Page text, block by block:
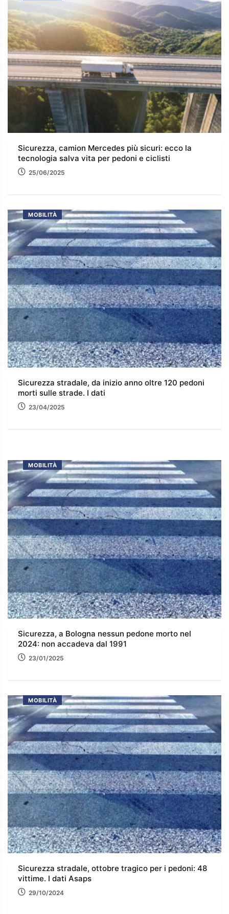
Sicurezza, camion Mercedes più sicuri: ecco la
tecnologia salva vita per pedoni e ciclisti
25/06/2025
MOBILITÀ
Sicurezza stradale, da inizio anno oltre 120 pedoni
morti sulle strade. I dati
23/04/2025
MOBILITÀ
Sicurezza, a Bologna nessun pedone morto nel
2024: non accadeva dal 1991
23/01/2025
MOBILITÀ
Sicurezza stradale, ottobre tragico per i pedoni: 48
vittime. I dati Asaps
29/10/2024